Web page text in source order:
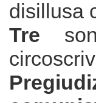
disillusa
Tre